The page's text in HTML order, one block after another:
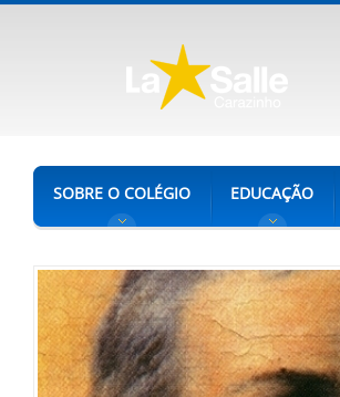
SOBRE O COLÉGIO EDUCAÇÃO